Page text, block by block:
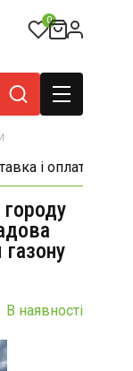
0
і оплата
В наявності